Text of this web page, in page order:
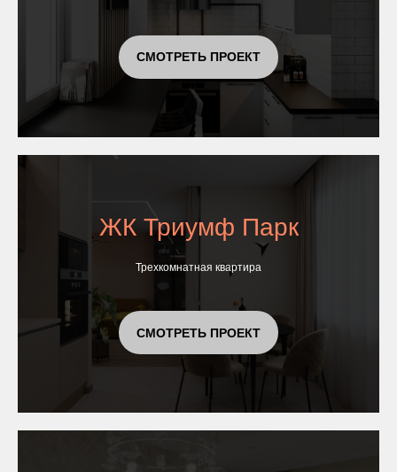
СМОТРЕТЬ ПРОЕКТ
ЖК Триумф Парк
Трехкомнатная квартира
СМОТРЕТЬ ПРОЕКТ